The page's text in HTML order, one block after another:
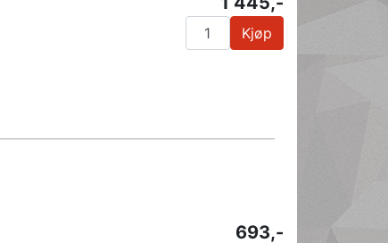
Kjøp
693,-